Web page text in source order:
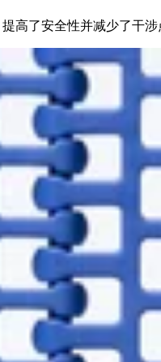
高了安全性并减少了干涉